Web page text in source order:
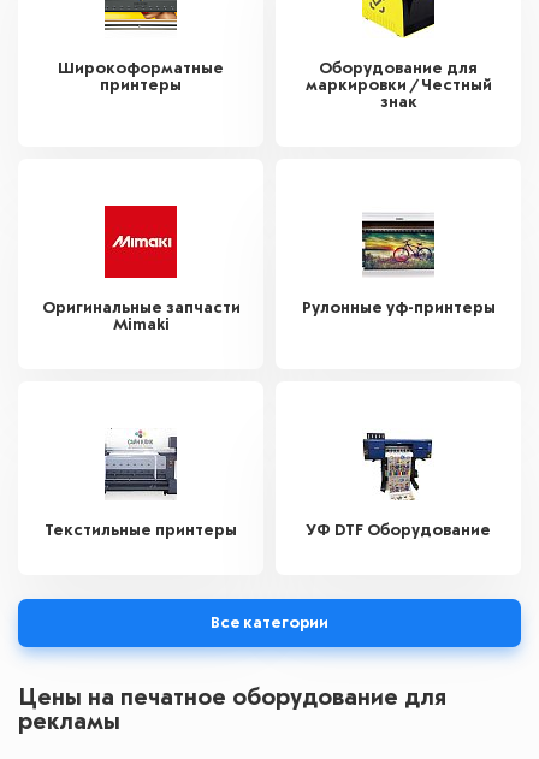
Широкоформатные
принтеры
Оборудование для
маркировки / Честный
знак
Оригинальные запчасти
Mimaki
Рулонные уф-принтеры
Текстильные принтеры УФ DTF Оборудование
Все категории
Цены на печатное оборудование для
рекламы